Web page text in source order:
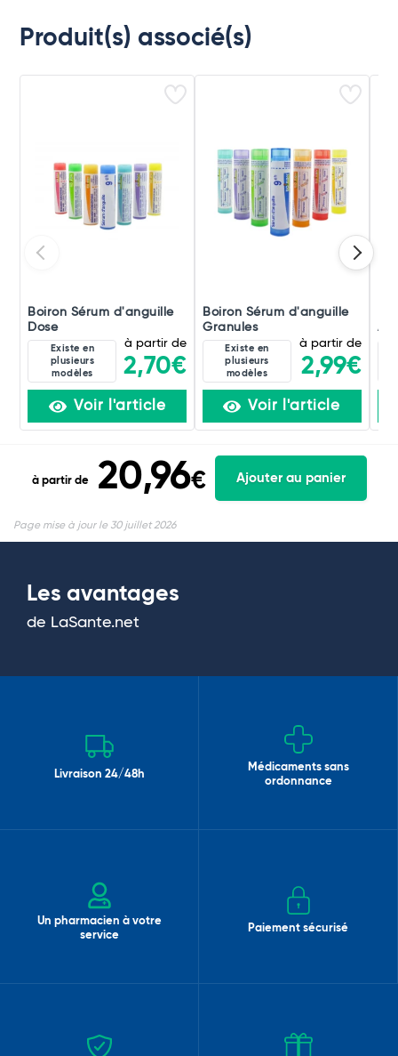
Produit(s) associé(s)
Boiron Sérum d'anguille
Dose
Existe en
plusieurs
modèles
à partir de
2,70€
Voir l'article
Boiron Sérum d'anguille
Granules
Existe en
plusieurs
modèles
à partir de
2,99€
Voir l'article
à partir de 20,96€ Ajouter au panier
Page mise à jour le 30 juillet 2026
Les avantages
de LaSante.net
Livraison 24/48h
Médicaments sans
ordonnance
Un pharmacien à votre
service
Paiement sécurisé